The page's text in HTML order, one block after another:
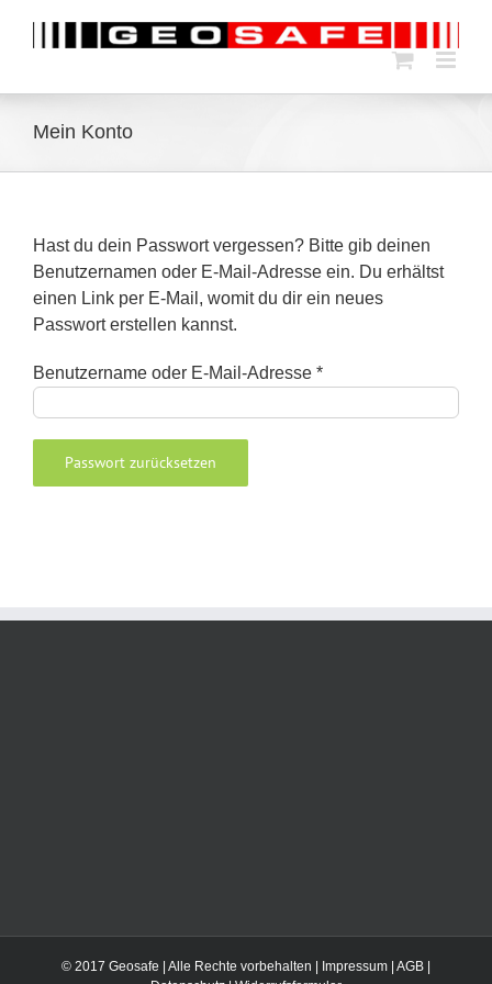
Mein Konto
Hast du dein Passwort vergessen? Bitte gib deinen
Benutzernamen oder E-Mail-Adresse ein. Du erhältst
einen Link per E-Mail, womit du dir ein neues
Passwort erstellen kannst.
Benutzername oder E-Mail-Adresse *Erforderlich
Passwort zurücksetzen
© 2017 Geosafe | Alle Rechte vorbehalten | Impressum AGB